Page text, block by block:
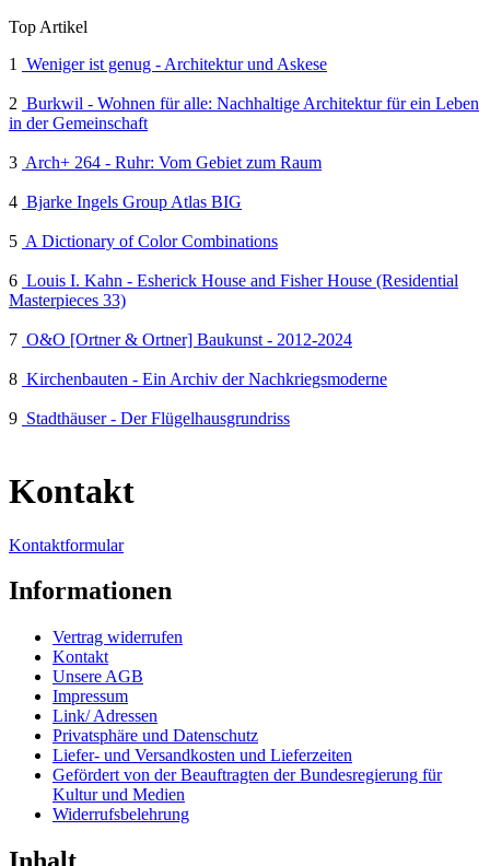
Top Artikel
1
Weniger ist genug - Architektur und Askese
2 Burkwil - Wohnen für alle: Nachhaltige Architektur für ein Leben
in der Gemeinschaft
3 Arch+ 264 - Ruhr: Vom Gebiet zum Raum
4 Bjarke Ingels Group Atlas BIG
5 A Dictionary of Color Combinations
6 Louis I. Kahn - Esherick House and Fisher House (Residential
Masterpieces 33)
7 O&O [Ortner & Ortner] Baukunst - 2012-2024
8 Kirchenbauten - Ein Archiv der Nachkriegsmoderne
9 Stadthäuser - Der Flügelhausgrundriss
Kontakt
Kontaktformular
Informationen
Vertrag widerrufen
Kontakt
Unsere AGB
Impressum
Link/ Adressen
Privatsphäre und Datenschutz
Liefer- und Versandkosten und Lieferzeiten
Gefördert von der Beauftragten der Bundesregierung für
Kultur und Medien
Widerrufsbelehrung